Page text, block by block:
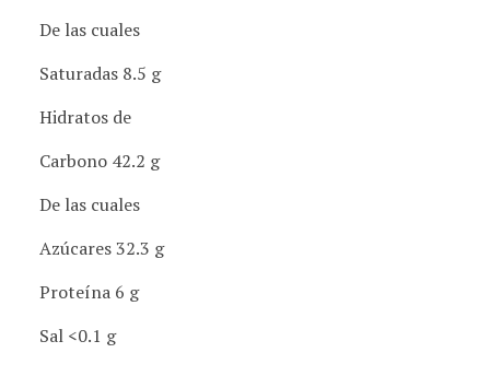
De las cuales
Saturadas 8.5 g
Hidratos de
Carbono 42.2 g
De las cuales
Azúcares 32.3 g
Proteína 6 g
Sal <0.1 g